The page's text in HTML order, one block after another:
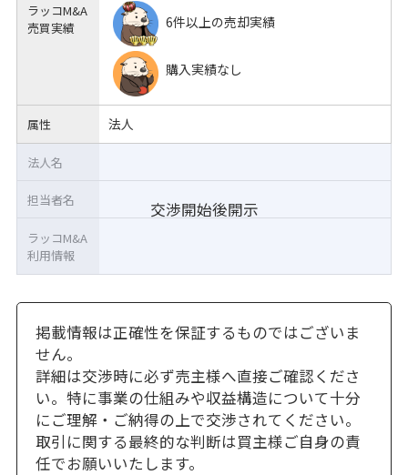
ラッコM&A
売買実績
6件以上の売却実績
購入実績なし
属性 法人
交渉開始後開示
法人名
担当者名
ラッコM&A
利用情報
掲載情報は正確性を保証するものではございま
せん。
詳細は交渉時に必ず売主様へ直接ご確認くださ
い。特に事業の仕組みや収益構造について十分
にご理解・ご納得の上で交渉されてください。
取引に関する最終的な判断は買主様ご自身の責
任でお願いいたします。